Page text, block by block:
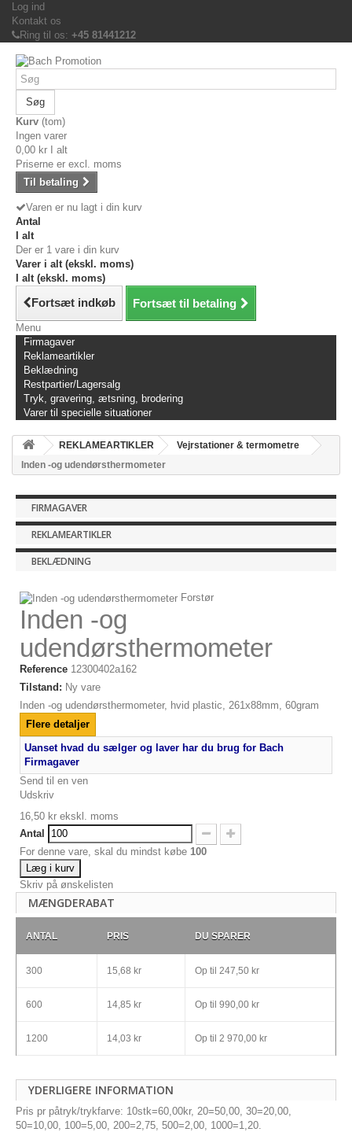
Log ind
Kontakt os
Ring til os: +45 81441212
Søg
Kurv (tom)
Ingen varer
0,00 kr
I alt
Priserne er excl. moms
Til betaling
Varen er nu lagt i din kurv
Antal
I alt
Der er 1 vare i din kurv
Varer i alt (ekskl. moms)
I alt (ekskl. moms)
Fortsæt indkøb Fortsæt til betaling
Menu
Firmagaver
Reklameartikler
Beklædning
Restpartier/Lagersalg
Tryk, gravering, ætsning, brodering
Varer til specielle situationer
REKLAMEARTIKLER
Vejrstationer & termometre
Inden -og udendørsthermometer
FIRMAGAVER
REKLAMEARTIKLER
BEKLÆDNING
Forstør
Inden -og
udendørsthermometer
Reference 12300402a162
Tilstand: Ny vare
Inden -og udendørsthermometer, hvid plastic, 261x88mm, 60gram
Flere detaljer
Uanset hvad du sælger og laver har du brug for Bach
Firmagaver
Send til en ven
Udskriv
16,50 kr ekskl. moms
Antal
For denne vare, skal du mindst købe 100
Læg i kurv
Skriv på ønskelisten
MÆNGDERABAT
ANTAL PRIS DU SPARER
300 15,68 kr Op til 247,50 kr
600 14,85 kr Op til 990,00 kr
1200 14,03 kr Op til 2 970,00 kr
YDERLIGERE INFORMATION
Pris pr påtryk/trykfarve: 10stk=60,00kr, 20=50,00, 30=20,00,
50=10,00, 100=5,00, 200=2,75, 500=2,00, 1000=1,20.